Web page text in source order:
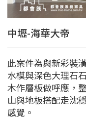
中壢-海華大帝
此案件為與新彩裝
水模與深色大理石
木作層板做呼應，
山與地板搭配走沈
感覺。